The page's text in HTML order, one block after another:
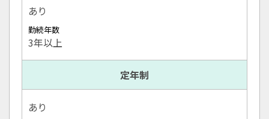
あり
勤続年数
3年以上
定年制
あり